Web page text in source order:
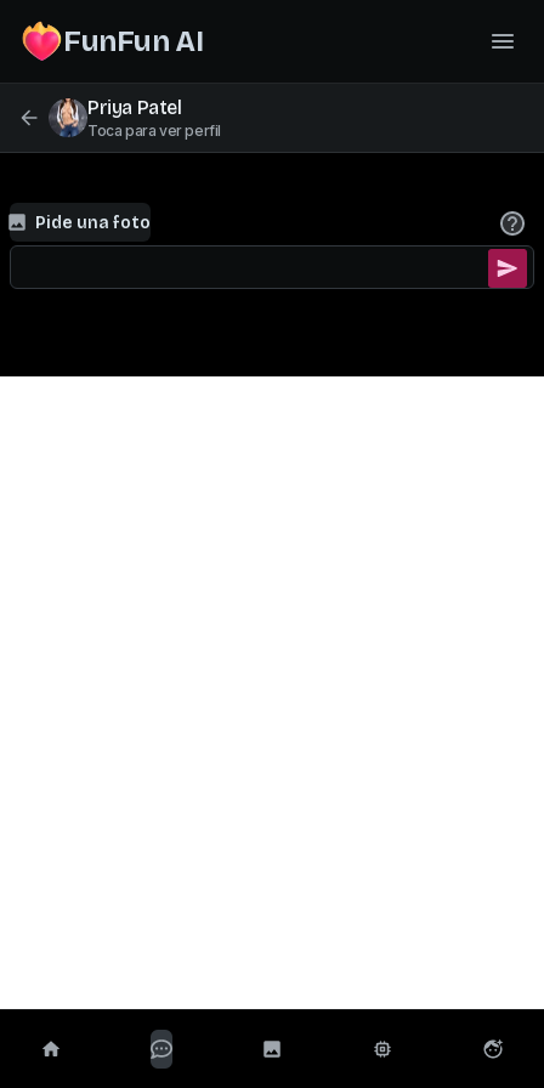
FunFun AI
Priya Patel
Toca para ver perfil
Pide una foto